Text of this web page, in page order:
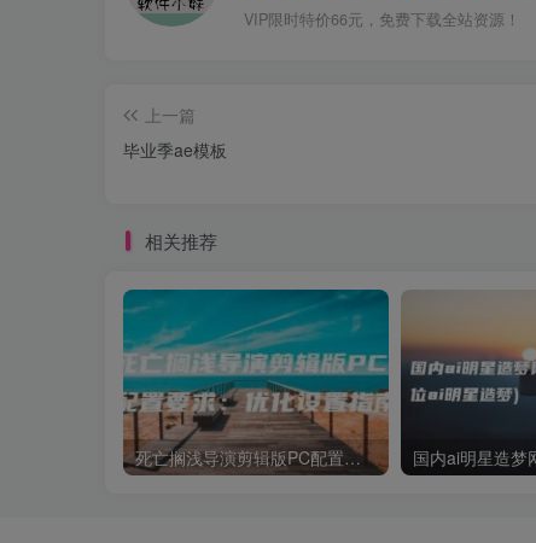
VIP限时特价66元，免费下载全站资源！
上一篇
毕业季ae模板
相关推荐
死亡搁浅导演剪辑版PC配置要求：优化设置指南